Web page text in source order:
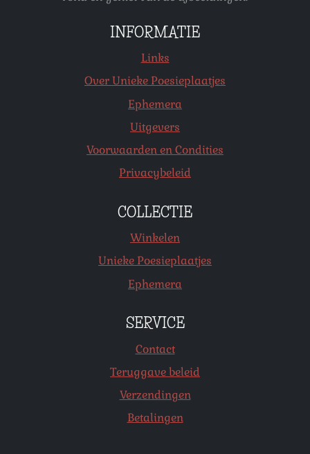
INFORMATIE
Links
Over Unieke Poesieplaatjes
Ephemera
Uitgevers
Voorwaarden en Condities
Privacybeleid
COLLECTIE
Winkelen
Unieke Poesieplaatjes
Ephemera
SERVICE
Contact
Teruggave beleid
Verzendingen
Betalingen